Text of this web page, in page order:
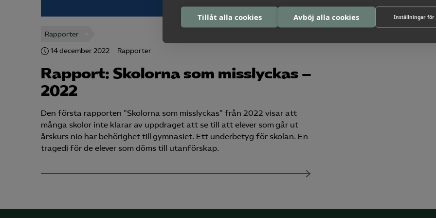
Tillåt alla cookies Avböj alla cookies Inställningar för
Rapporter
14 december 2022 Rapporter
Rapport: Skolorna som misslyckas –
2022
Den första rapporten ”Skolorna som misslyckas” från 2022 visar att
många skolor inte klarar av uppdraget att se till att elever som går ut
årskurs nio har behörighet till gymnasiet. Ett underbetyg för skolan. En
tragedi för de elever som döms till utanförskap.